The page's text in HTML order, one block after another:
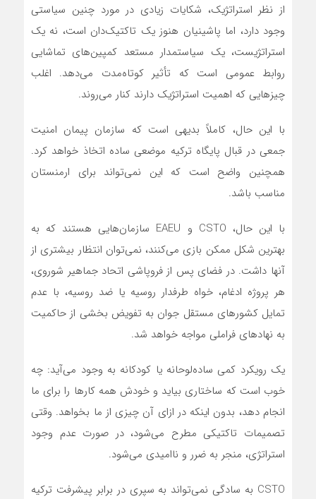
از نظر استراتژیک، شکایات زیادی در مورد چنین سیاستی
وجود دارد، اما پاشینیان هنوز یک تاکتیک‌دان است، نه یک
استراتژیست، یک سیاستمدار مستعد کمپین‌های تماشایی
روابط عمومی است که تأثیر کوتاه‌مدت می‌دهد. اغلب
چیزهایی که اهمیت استراتژیک دارند کنار می‌روند.
با این حال، کاملاً بدیهی است که سازمان پیمان امنیت
جمعی در قبال پایگاه ترکیه موضعی ساده اتخاذ خواهد کرد.
همچنین واضح است که این نمی‌تواند برای ارمنستان
مناسب باشد.
با این حال، CSTO و EAEU سازمان‌هایی هستند که به
بهترین شکل ممکن بازی می‌کنند، نمی‌توان انتظار بیشتری از
آنها داشت. در فضای پس از فروپاشی اتحاد جماهیر شوروی،
هر پروژه ادغام، خواه طرفدار روسیه یا ضد روسیه، با عدم
تمایل کشورهای مستقل جوان به تفویض بخشی از حاکمیت
به نهادهای فراملی مواجه خواهد شد.
یک رویکرد کمی ساده‌لوحانه یا کودکانه به وجود می‌آید: چه
خوب است که ساختاری بیاید و خودش همه کارها را برای ما
انجام دهد، بدون اینکه در ازای آن چیزی از ما بخواهد. وقتی
تصمیمات تاکتیکی مطرح می‌شود، در صورت عدم وجود
استراتژی، منجر به ضرر و ناامیدی می‌شود.
CSTO به سادگی نمی‌تواند به سپری در برابر پیشرفت ترکیه